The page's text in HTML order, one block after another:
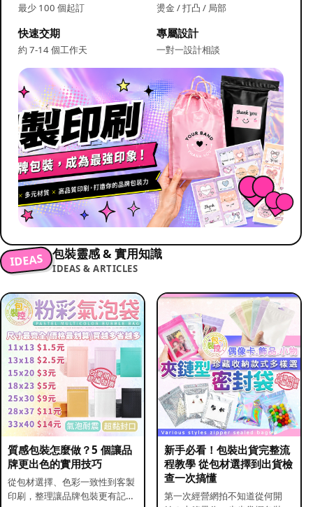
最少 100 個起訂 燙金 / 打凸 / 局部
快速交期
約 7-14 個工作天
專屬設計
一對一設計相談
IDEAS 包裝靈感 & 實用知識
IDEAS & ARTICLES
質感包裝怎麼做？5 個讓品
牌更出色的實用技巧
從包材選擇、色彩一致性到客製
印刷，整理讓品牌包裝更有記憶
新手必看！包裝出貨完整流
程教學 從包材選擇到出貨檢
查一次搞懂
第一次經營網拍不知道從何開